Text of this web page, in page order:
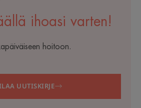
ihoasi varten!
hoitoon.
UUTISKIRJE